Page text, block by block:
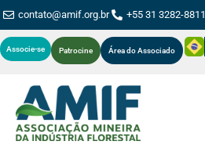
contato@amif.org.br +55 31 3282-8811
Associe-se Patrocine Área do Associado